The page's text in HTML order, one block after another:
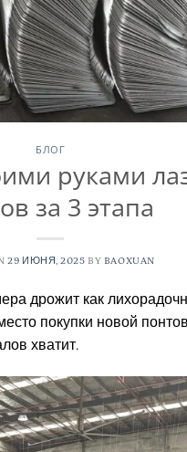
БЛОГ
руками
за 3 этапа
29 ИЮНЯ, 2025 BY BAOXUAN
дрожит как
покупки новой
хватит.